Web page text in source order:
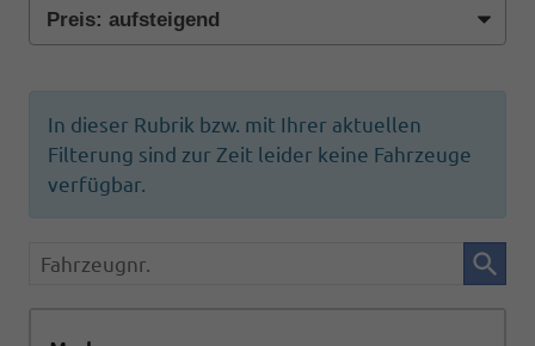
In dieser Rubrik bzw. mit Ihrer aktuellen
Filterung sind zur Zeit leider keine Fahrzeuge
verfügbar.
Fahrzeugnr.